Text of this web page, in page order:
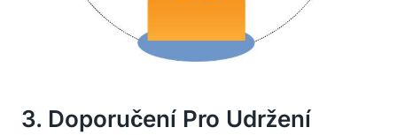
3. Doporučení Pro‍ Udržení